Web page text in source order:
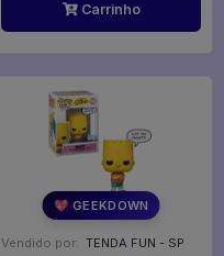
Carrinho
💖 GEEKDOWN
Vendido por: TENDA FUN - SP